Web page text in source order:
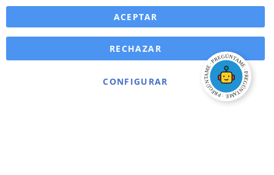
ACEPTAR
CONFIGURAR
RECHAZAR